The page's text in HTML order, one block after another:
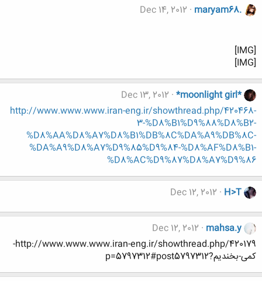
maryam68.
Dec 14, 2012
[IMG]
[IMG]
*moonlight girl*
Dec 13, 2012
http://www.www.www.iran-eng.ir/showthread.php/420468-
3-%D8%B1%D9%88%D8%B2-
%D8%AA%D8%A7%D8%B1%DB%8C%DA%A9%DB%8C-
%DA%A9%D8%A7%D9%85%D9%84-%D8%AF%D8%B1-
%D8%AC%D9%87%D8%A7%D9%86
H>T
Dec 12, 2012
mahsa.y
Dec 12, 2012
http://www.www.www.iran-eng.ir/showthread.php/420179-
کمی-بخندیم?p=5797312#post5797312